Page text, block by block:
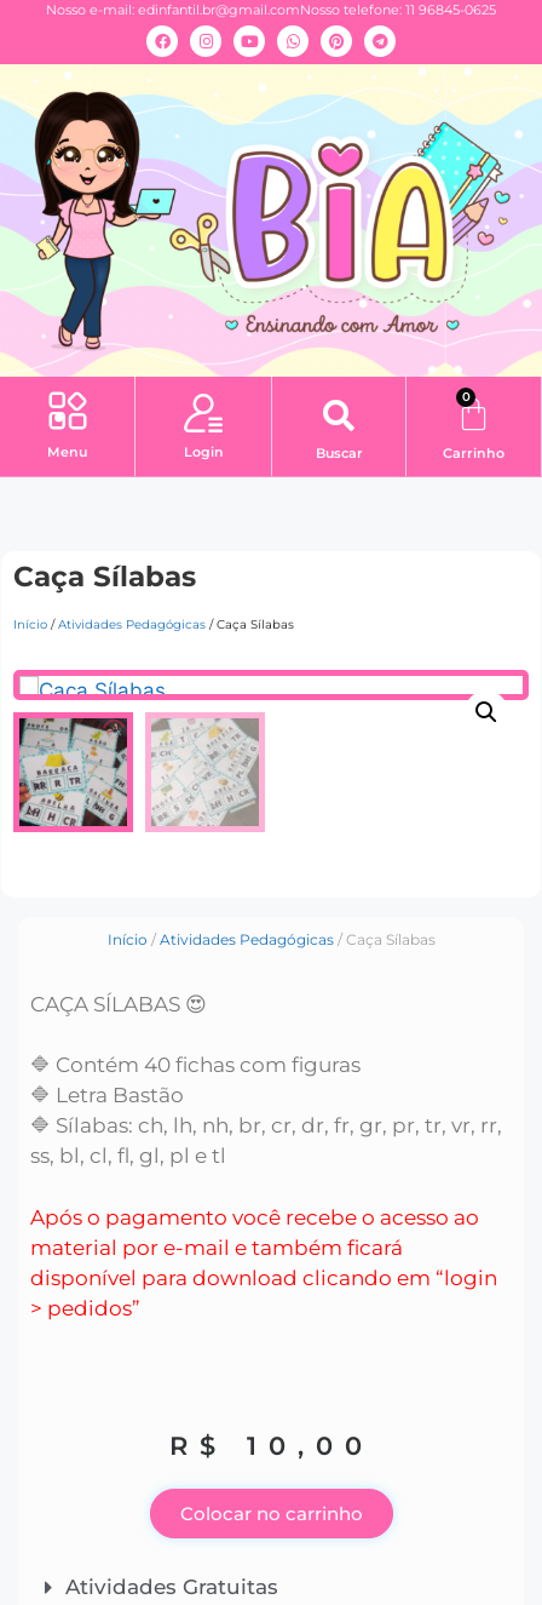
Nosso e-mail: edinfantil.br@gmail.comNosso telefone: 11 96845-0625
Menu Login Buscar
0
Carrinho
Caça Sílabas
Início /Atividades Pedagógicas / Caça Sílabas
Início / Atividades Pedagógicas/ Caça Sílabas
CAÇA SÍLABAS 😍
🔷 Contém 40 fichas com figuras
🔷 Letra Bastão
🔷 Sílabas: ch, lh, nh, br, cr, dr, fr, gr, pr, tr, vr, rr,
ss, bl, cl, fl, gl, pl e tl
Após o pagamento você recebe o acesso ao
material por e-mail e também ficará
disponível para download clicando em “login
> pedidos”
R$ 10,00
Colocar no carrinho
Atividades Gratuitas